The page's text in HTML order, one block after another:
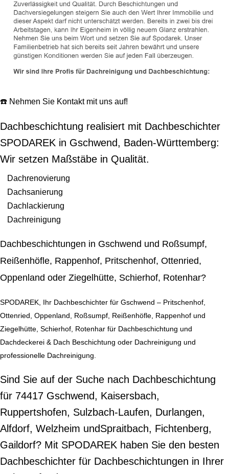
☎️ Nehmen Sie Kontakt mit uns auf!
Dachbeschichtung realisiert mit Dachbeschichter
SPODAREK in Gschwend, Baden-Württemberg:
Wir setzen Maßstäbe in Qualität.
Dachrenovierung
Dachsanierung
Dachlackierung
Dachreinigung
Dachbeschichtungen in Gschwend und Roßsumpf,
Reißenhöfle, Rappenhof, Pritschenhof, Ottenried,
Oppenland oder Ziegelhütte, Schierhof, Rotenhar?
SPODAREK, Ihr Dachbeschichter für Gschwend – Pritschenhof,
Ottenried, Oppenland, Roßsumpf, Reißenhöfle, Rappenhof und
Ziegelhütte, Schierhof, Rotenhar für Dachbeschichtung und
Dachdeckerei & Dach Beschichtung oder Dachreinigung und
professionelle Dachreinigung.
Sind Sie auf der Suche nach Dachbeschichtung
für 74417 Gschwend, Kaisersbach,
Ruppertshofen, Sulzbach-Laufen, Durlangen,
Alfdorf, Welzheim undSpraitbach, Fichtenberg,
Gaildorf? Mit SPODAREK haben Sie den besten
Dachbeschichter für Dachbeschichtungen in Ihrer